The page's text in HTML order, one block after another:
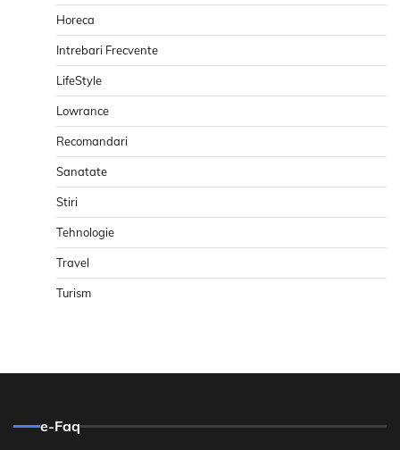
Horeca
Intrebari Frecvente
LifeStyle
Lowrance
Recomandari
Sanatate
Stiri
Tehnologie
Travel
Turism
e-Faq